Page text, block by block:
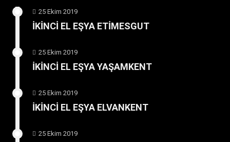
25 Ekim 2019
İKİNCİ EL EŞYA ETİMESGUT
25 Ekim 2019
İKİNCİ EL EŞYA YAŞAMKENT
25 Ekim 2019
İKİNCİ EL EŞYA ELVANKENT
25 Ekim 2019